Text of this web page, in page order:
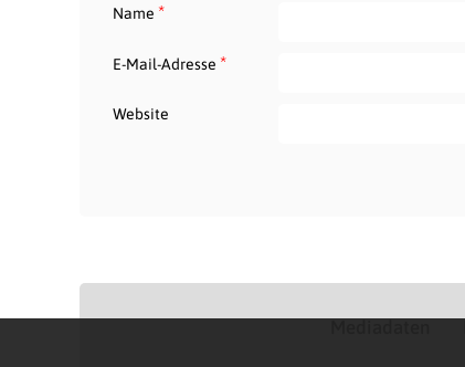
Name *
E-Mail-Adresse *
Website